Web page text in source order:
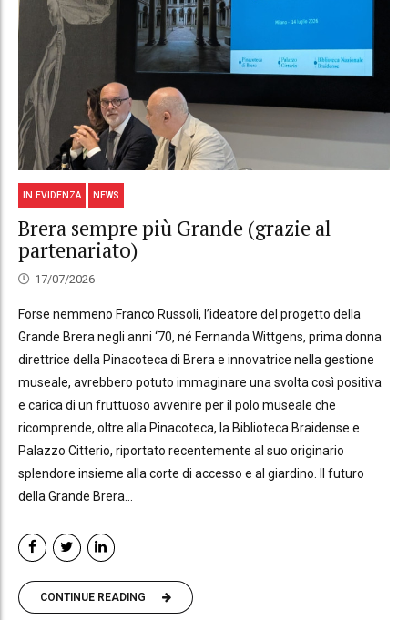
IN EVIDENZA NEWS
Brera sempre più Grande (grazie al
partenariato)
17/07/2026
Forse nemmeno Franco Russoli, l’ideatore del progetto della
Grande Brera negli anni ‘70, né Fernanda Wittgens, prima donna
direttrice della Pinacoteca di Brera e innovatrice nella gestione
museale, avrebbero potuto immaginare una svolta così positiva
e carica di un fruttuoso avvenire per il polo museale che
ricomprende, oltre alla Pinacoteca, la Biblioteca Braidense e
Palazzo Citterio, riportato recentemente al suo originario
splendore insieme alla corte di accesso e al giardino. Il futuro
della Grande Brera...
CONTINUE READING